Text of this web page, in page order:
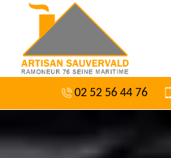
02 52 56 44 76